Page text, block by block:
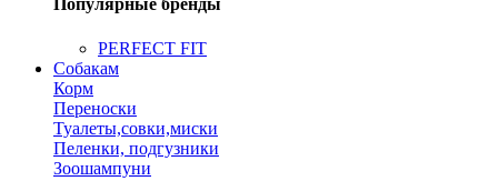
Популярные бренды
PERFECT FIT
Собакам
Корм
Переноски
Туалеты,совки,миски
Пеленки, подгузники
Зоошампуни